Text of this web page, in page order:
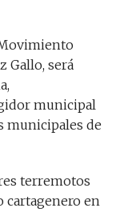
Gallo, será
municipal
municipales de
terremotos
en